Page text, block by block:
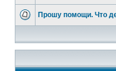
Прошу помощи. Что